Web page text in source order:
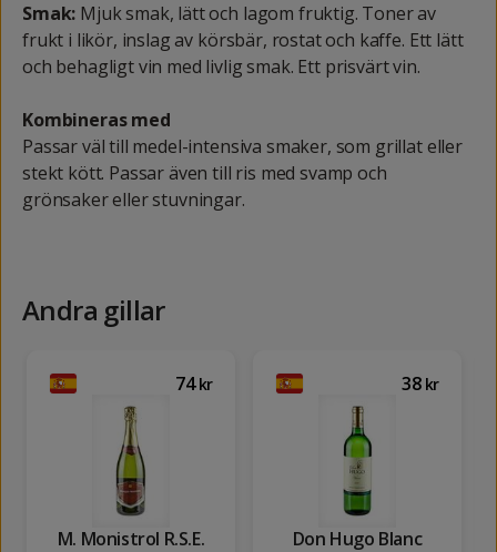
Smak: Mjuk smak, lätt och lagom fruktig. Toner av
frukt i likör, inslag av körsbär, rostat och kaffe. Ett lätt
och behagligt vin med livlig smak. Ett prisvärt vin.
Kombineras med
Passar väl till medel-intensiva smaker, som grillat eller
stekt kött. Passar även till ris med svamp och
grönsaker eller stuvningar.
Andra gillar
74kr
M. Monistrol R.S.E.
38 kr
Don Hugo Blanc